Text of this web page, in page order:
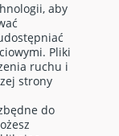
aby
Pliki
ruchu i
strony
do